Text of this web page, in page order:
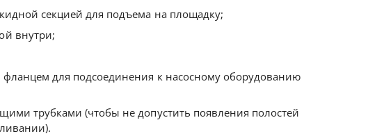
секцией для подъема на площадку;
внутри;
для подсоединения к насосному оборудованию
трубками (чтобы не допустить появления полостей